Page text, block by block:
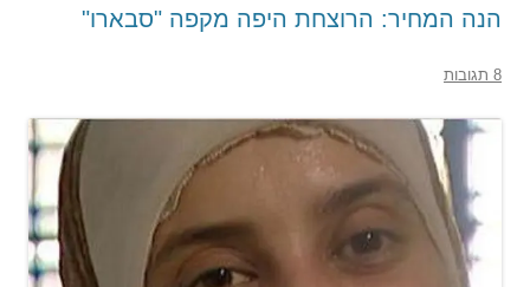
הנה המחיר: הרוצחת היפה מקפה "סבארו"
8 תגובות